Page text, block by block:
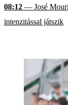
08:12 — José
intenzitással játszik